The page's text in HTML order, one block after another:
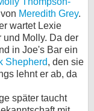
Meredith Grey.
wartet Lexie
und Molly. Da der
in Joe's Bar ein
Shepherd, den sie
lehnt er ab, da
später taucht